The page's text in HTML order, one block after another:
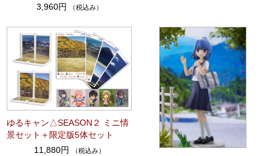
3,960円
（税込み）
ゆるキャン△SEASON２ ミニ情
景セット＋限定版5体セット
11,880円
（税込み）